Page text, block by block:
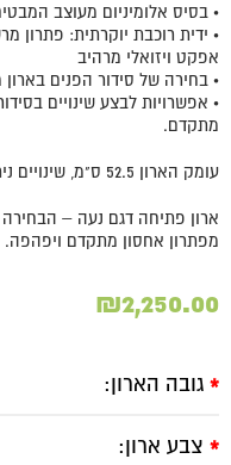
• בסיס אלומיניום מעוצב
• ידית רוכבת יוקרתית: פתרון
אפקט ויזואלי מרהיב
• בחירה של סידור הפנים בארון
• אפשרויות לבצע שינויים
מתקדם.
עומק הארון 52.5 ס"מ, שינויים ניתן לעשות באמצעות כפתור הווצאפ.
ארון פתיחה דגם נעה – הבחירה
מפתרון אחסון מתקדם ויפהפה.
₪2,250.00
* גובה הארון:
* צבע ארון: